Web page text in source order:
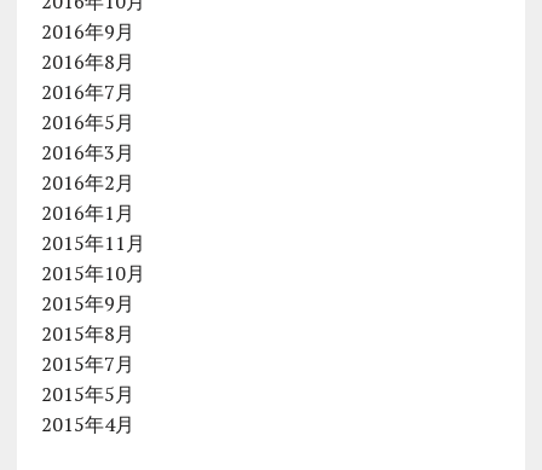
2016年9月
2016年8月
2016年7月
2016年5月
2016年3月
2016年2月
2016年1月
2015年11月
2015年10月
2015年9月
2015年8月
2015年7月
2015年5月
2015年4月